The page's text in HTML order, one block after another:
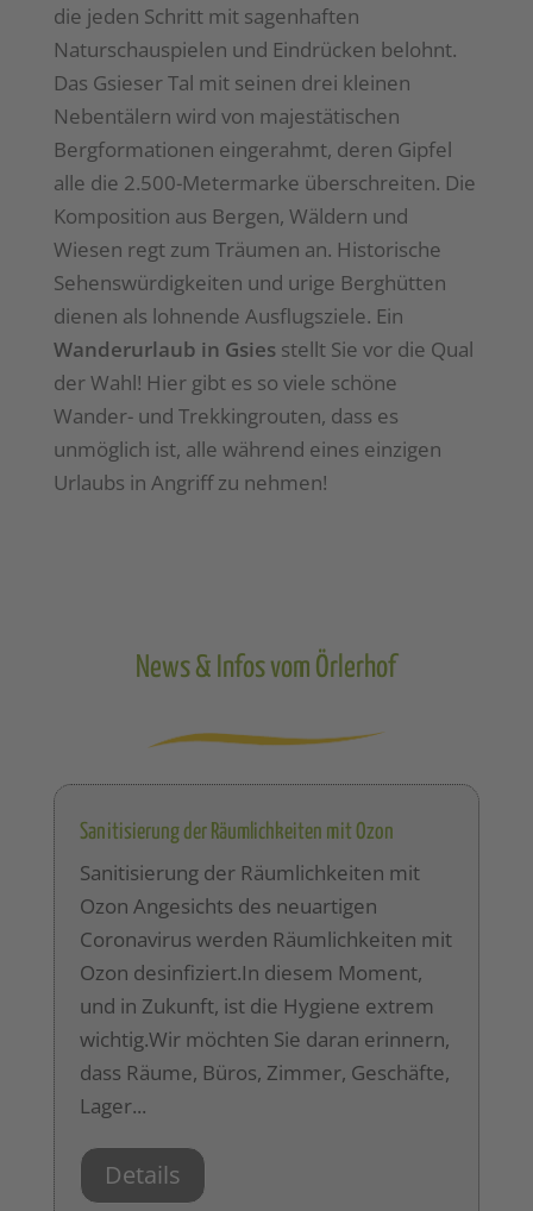
die jeden Schritt mit sagenhaften
Naturschauspielen und Eindrücken belohnt.
Das Gsieser Tal mit seinen drei kleinen
Nebentälern wird von majestätischen
Bergformationen eingerahmt, deren Gipfel
alle die 2.500-Metermarke überschreiten. Die
Komposition aus Bergen, Wäldern und
Wiesen regt zum Träumen an. Historische
Sehenswürdigkeiten und urige Berghütten
dienen als lohnende Ausflugsziele. Ein
Wanderurlaub in Gsiesstellt Sie vor die Qual
der Wahl! Hier gibt es so viele schöne
Wander- und Trekkingrouten, dass es
unmöglich ist, alle während eines einzigen
Urlaubs in Angriff zu nehmen!
News & Infos vom Örlerhof
Sanitisierung der Räumlichkeiten mit Ozon
Sanitisierung der Räumlichkeiten mit
Ozon Angesichts des neuartigen
Coronavirus werden Räumlichkeiten mit
Ozon desinfiziert.In diesem Moment,
und in Zukunft, ist die Hygiene extrem
wichtig.Wir möchten Sie daran erinnern,
dass Räume, Büros, Zimmer, Geschäfte,
Lager...
Details